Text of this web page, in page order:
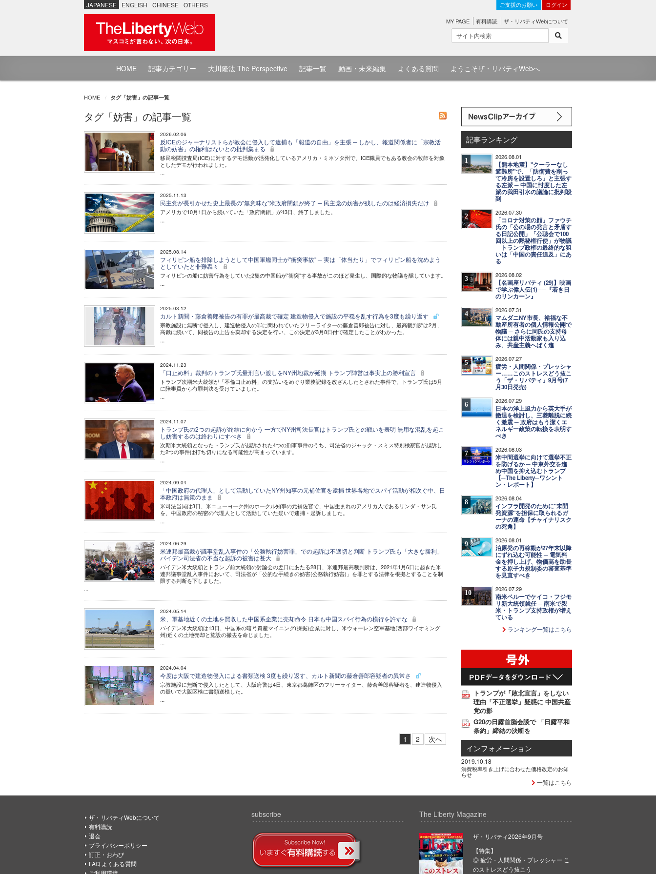
JAPANESE ENGLISH CHINESE OTHERS ご支援のお願い ログイン
MY PAGE 有料購読 ザ・リバティWebについて
HOME 記事カテゴリー 大川隆法 The Perspective 記事一覧 動画・未来編集 よくある質問 ようこそザ・リバティWebへ
HOME タグ「妨害」の記事一覧
タグ「妨害」の記事一覧
2026.02.06
反ICEのジャーナリストらが教会に侵入して逮捕も「報道の自由」を主張 ─ しかし、報道関係者に「宗教活
動の妨害」の権利はないとの批判集まる
移民税関捜査局(ICE)に対するデモ活動が活発化しているアメリカ・ミネソタ州で、ICE職員でもある教会の牧師を対象
としたデモが行われました。
...
2025.11.13
民主党が長引かせた史上最長の"無意味な"米政府閉鎖が終了 ─ 民主党の妨害が残したのは経済損失だけ
アメリカで10月1日から続いていた「政府閉鎖」が13日、終了しました。
...
2025.08.14
フィリピン船を排除しようとして中国軍艦同士が"衝突事故" ─ 実は「体当たり」でフィリピン船を沈めよう
としていたと非難轟々
フィリピンの船に妨害行為をしていた2隻の中国船が"衝突"する事故がこのほど発生し、国際的な物議を醸しています。
...
2025.03.12
カルト新聞・藤倉善郎被告の有罪が最高裁で確定 建造物侵入で施設の平穏を乱す行為を3度も繰り返す
宗教施設に無断で侵入し、建造物侵入の罪に問われていたフリーライターの藤倉善郎被告に対し、最高裁判所は2月、
高裁に続いて、同被告の上告を棄却する決定を行い、この決定が3月8日付で確定したことがわかった。
...
2024.11.23
「口止め料」裁判のトランプ氏量刑言い渡しをNY州地裁が延期 トランプ陣営は事実上の勝利宣言
トランプ次期米大統領が「不倫口止め料」の支払いをめぐり業務記録を改ざんしたとされた事件で、トランプ氏は5月
に陪審員から有罪判決を受けていました。
...
2024.11.07
トランプ氏の2つの起訴が終結に向かう 一方でNY州司法長官はトランプ氏との戦いを表明 無用な混乱を起こ
し妨害するのは終わりにすべき
次期米大統領となったトランプ氏が起訴された4つの刑事事件のうち、司法省のジャック・スミス特別検察官が起訴し
た2つの事件は打ち切りになる可能性が高まっています。
...
2024.09.04
「中国政府の代理人」として活動していたNY州知事の元補佐官を逮捕 世界各地でスパイ活動が相次ぐ中、日
本政府は無策のまま
米司法当局は3日、米ニューヨーク州のホークル知事の元補佐官で、中国生まれのアメリカ人であるリンダ・サン氏
を、中国政府の秘密の代理人として活動していた疑いで逮捕・起訴しました。
...
2024.06.29
米連邦最高裁が議事堂乱入事件の「公務執行妨害罪」での起訴は不適切と判断 トランプ氏も「大きな勝利」
バイデン司法省の不当な起訴の被害は甚大
バイデン米大統領とトランプ前大統領の討論会の翌日にあたる28日、米連邦最高裁判所は、2021年1月6日に起きた米
連邦議事堂乱入事件において、司法省が「公的な手続きの妨害(公務執行妨害)」を罪とする法律を根拠とすることを制
限する判断を下しました。
...
2024.05.14
米、軍基地近くの土地を買収した中国系企業に売却命令 日本も中国スパイ行為の横行を許すな
バイデン米大統領は13日、中国系の暗号資産マイニング(採掘)企業に対し、米ウォーレン空軍基地(西部ワイオミング
州)近くの土地売却と施設の撤去を命じました。
...
2024.04.04
今度は大阪で建造物侵入による書類送検 3度も繰り返す、カルト新聞の藤倉善郎容疑者の異常さ
宗教施設に無断で侵入したとして、大阪府警は4日、東京都葛飾区のフリーライター、藤倉善郎容疑者を、建造物侵入
の疑いで大阪区検に書類送検した。
...
1 2 次へ
記事ランキング
1 2026.08.01
【熊本地震】"クーラーなし
避難所"で、「防衛費を削っ
て冷房を設置しろ」と主張す
る左派 ─ 中国に忖度した左
派の我田引水の議論に批判殺
到
2 2026.07.30
「コロナ対策の顔」ファウチ
氏の「公の場の発言と矛盾す
る日記公開」「公聴会で100
回以上の黙秘権行使」が物議
─ トランプ政権の最終的な狙
いは「中国の責任追及」にあ
る
3 2026.08.02
【名画座リバティ (29)】映画
で学ぶ偉人伝(1)──『若き日
のリンカーン』
4 2026.07.31
マムダニNY市長、裕福な不
動産所有者の個人情報公開で
物議 ─ さらに同氏の支持母
体には親中活動家も入り込
み、共産主義へばく進
5 2026.07.27
疲労・人間関係・プレッシャ
ー……このストレスどう抜こ
う「ザ・リバティ」9月号(7
月30日発売)
6 2026.07.29
日本の洋上風力から英大手が
撤退を検討し、三菱離脱に続
く激震 ─ 政府はもう潔くエ
ネルギー政策の転換を表明す
べき
7 2026.08.03
米中間選挙に向けて選挙不正
を防げるか ─ 中東外交を進
め中国を抑え込むトランプ
【─The Liberty─ワシント
ン・レポート】
8 2026.08.04
インフラ開発のために"未開
発資源"を担保に取られるガ
ーナの運命【チャイナリスク
の死角】
9 2026.08.01
泊原発の再稼動が27年末以降
にずれ込む可能性 ─ 電気料
金を押し上げ、物価高を助長
する原子力規制委の審査基準
を見直すべき
10 2026.07.29
南米ペルーでケイコ・フジモ
リ新大統領就任 ─ 南米で親
米・トランプ支持政権が増え
ている
ランキング一覧はこちら
トランプが「敗北宣言」をしない
理由「不正選挙」疑惑に 中国共産
党の影
G20の日露首脳会談で 「日露平和
条約」締結の決断を
インフォメーション
2019.10.18
消費税率引き上げに合わせた価格改定のお知
らせ
一覧はこちら
ザ・リバティWebについて
有料購読
退会
プライバシーポリシー
訂正・おわび
FAQ よくある質問
subscribe The Liberty Magazine
ザ・リバティ2026年9月号
【特集】
◎ 疲労・人間関係・プレッシャー こ
のストレスどう抜こう